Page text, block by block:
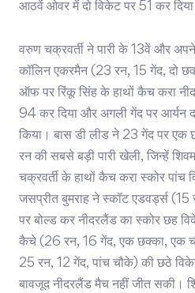
आठवें ओवर में दो विकेट पर 51 कर
वरुण चक्रवर्ती ने पारी के 13वें और
कॉलिन एकरमैन (23 रन, 15 गेंद, दो
ऑफ पर रिंकू सिंह के हाथों कैच करा
94 कर दिया और अगली गेंद पर आर्यन
किया। बास डी लीड ने 23 गेंद पर एक
रन की सबसे बड़ी पारी खेली, जिन्हें
चक्रवर्ती के हाथों कैच करा स्कोर पांच
जसप्रीत बुमराह ने स्कॉट एडवर्ड्स (15
पर बोल्ड कर नीदरलैंड का स्कोर छह
कैचे (26 रन, 16 गेंद, एक छक्का, एक
25 रन, 12 गेंद, पांच चौके) की छठे
बावजूद नीदरलैंड मैच नहीं जीत सकी।